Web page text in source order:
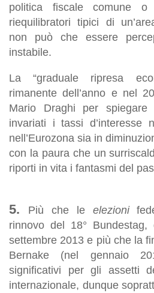
politica fiscale comune
riequilibratori tipici di
non può che essere
instabile.
La “graduale ripresa
rimanente dell’anno e nel
Mario Draghi per
invariati i tassi d’interesse
nell’Eurozona sia in
con la paura che un
riporti in vita i fantasmi del
5. Più che le elezioni
rinnovo del 18°
settembre 2013 e più che la
Bernake (nel gennaio
significativi per gli assetti
internazionale, dunque